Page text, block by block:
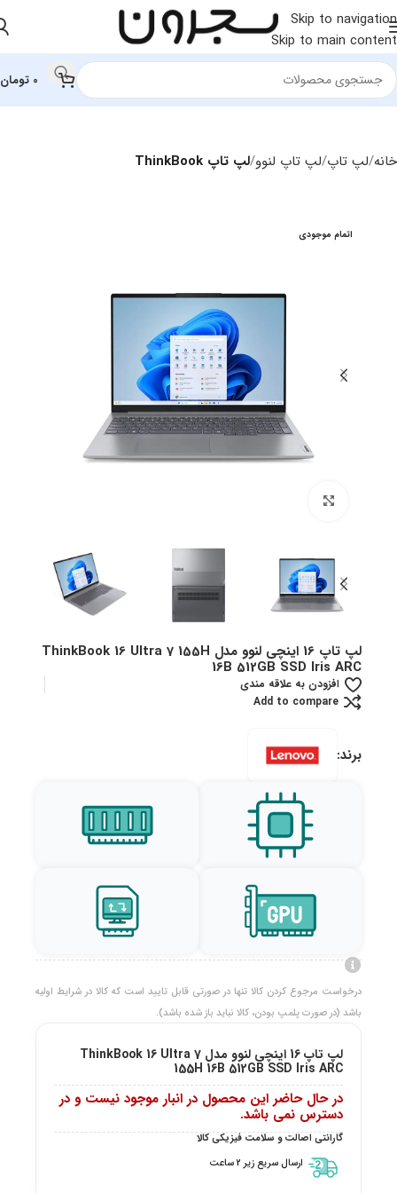
Skip to navigation
Skip to main content
0 تومان
خانه لپ تاپ لپ‌ تاپ لنوو لپ تاپ ThinkBook
اتمام موجودی
لپ تاپ 16 اینچی لنوو مدل ThinkBook 16 Ultra 7 155H
16B 512GB SSD Iris ARC
افزودن به علاقه مندی
Add to compare
برند:
درخواست مرجوع کردن کالا تنها در صورتی قابل تایید است که کالا در شرایط اولیه
باشد (در صورت پلمپ بودن، کالا نباید باز شده باشد).
لپ تاپ 16 اینچی لنوو مدل ThinkBook 16 Ultra 7
155H 16B 512GB SSD Iris ARC
در حال حاضر این محصول در انبار موجود نیست و در
دسترس نمی باشد.
گارانتی اصالت و سلامت فیزیکی کالا
ارسال سریع زیر 2 ساعت